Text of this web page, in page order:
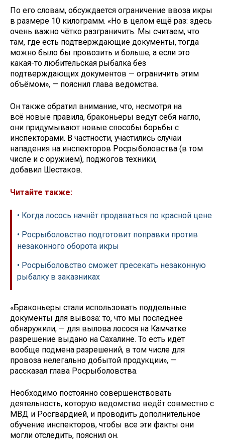
По его словам, обсуждается ограничение ввоза икры
в размере 10 килограмм. «Но в целом ещё раз: здесь
очень важно чётко разграничить. Мы считаем, что
там, где есть подтверждающие документы, тогда
можно было бы провозить и больше, а если это
какая-то любительская рыбалка без
подтверждающих документов — ограничить этим
объёмом», — пояснил глава ведомства.
Он также обратил внимание, что, несмотря на
всё новые правила, браконьеры ведут себя нагло,
они придумывают новые способы борьбы с
инспекторами. В частности, участились случаи
нападения на инспекторов Росрыболовства (в том
числе и с оружием), поджогов техники,
добавил Шестаков.
Читайте также:
• Когда лосось начнёт продаваться по красной цене
• Росрыболовство подготовит поправки против
незаконного оборота икры
• Росрыболовство сможет пресекать незаконную
рыбалку в заказниках
«Браконьеры стали использовать поддельные
документы для вывоза: то, что мы последнее
обнаружили, — для вылова лосося на Камчатке
разрешение выдано на Сахалине. То есть идёт
вообще подмена разрешений, в том числе для
провоза нелегально добытой продукции», —
рассказал глава Росрыболовства.
Необходимо постоянно совершенствовать
деятельность, которую ведомство ведёт совместно с
МВД и Росгвардией, и проводить дополнительное
обучение инспекторов, чтобы все эти факты они
могли отследить, пояснил он.